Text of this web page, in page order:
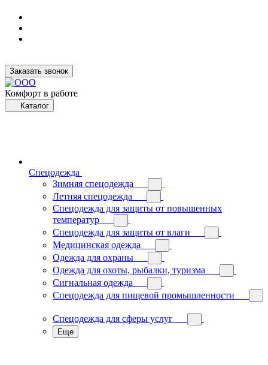
Заказать звонок
Комфорт в работе
Каталог
Спецодежда
Зимняя спецодежда
Летняя спецодежда
Спецодежда для защиты от повышенных
температур
Спецодежда для защиты от влаги
Медицинская одежда
Одежда для охраны
Одежда для охоты, рыбалки, туризма
Сигнальная одежда
Спецодежда для пищевой промышленности
Спецодежда для сферы услуг
Еще